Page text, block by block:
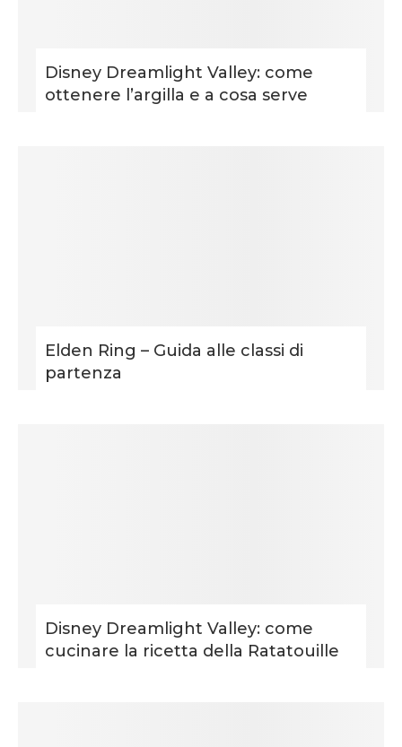
Disney Dreamlight Valley: come
ottenere l’argilla e a cosa serve
Elden Ring – Guida alle classi di
partenza
Disney Dreamlight Valley: come
cucinare la ricetta della Ratatouille